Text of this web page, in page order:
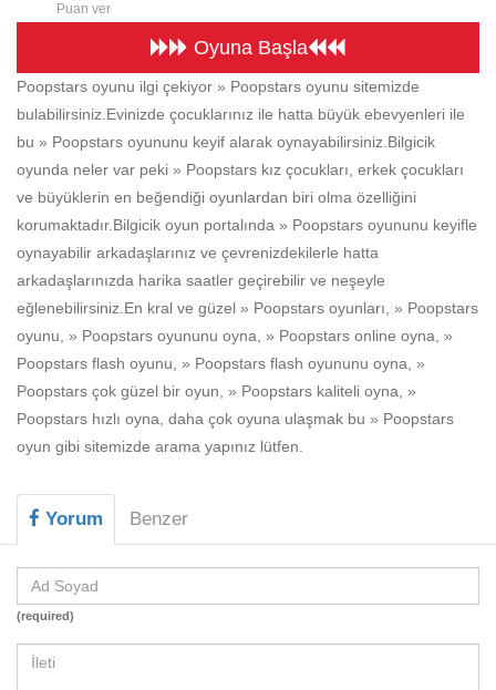
Silah
Basketbol
Beceri
Komik
Macera
Mario
Savaş
Spor
Hızlı Okuma Testi
Hesaplamalar
Oyun
Eğitim Haberleri
Puan ver
Oyuna Başla
Poopstars oyunu ilgi çekiyor » Poopstars oyunu sitemizde
bulabilirsiniz.Evinizde çocuklarınız ile hatta büyük ebevyenleri ile
bu » Poopstars oyununu keyif alarak oynayabilirsiniz.Bilgicik
oyunda neler var peki » Poopstars kız çocukları, erkek çocukları
ve büyüklerin en beğendiği oyunlardan biri olma özelliğini
korumaktadır.Bilgicik oyun portalında » Poopstars oyununu keyifle
oynayabilir arkadaşlarınız ve çevrenizdekilerle hatta
arkadaşlarınızda harika saatler geçirebilir ve neşeyle
eğlenebilirsiniz.En kral ve güzel » Poopstars oyunları, » Poopstars
oyunu, » Poopstars oyununu oyna, » Poopstars online oyna, »
Poopstars flash oyunu, » Poopstars flash oyununu oyna, »
Poopstars çok güzel bir oyun, » Poopstars kaliteli oyna, »
Poopstars hızlı oyna, daha çok oyuna ulaşmak bu » Poopstars
oyun gibi sitemizde arama yapınız lütfen.
Yorum Benzer
(required)